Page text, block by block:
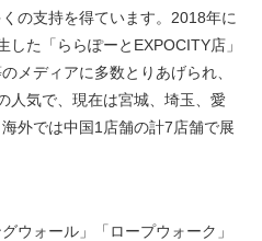
の支持を得ています。2018年に
た「ららぽーとEXPOCITY店」
メディアに多数とりあげられ、
人気で、現在は宮城、埼玉、愛
外では中国1店舗の計7店舗で展
ウォール」「ロープウォーク」